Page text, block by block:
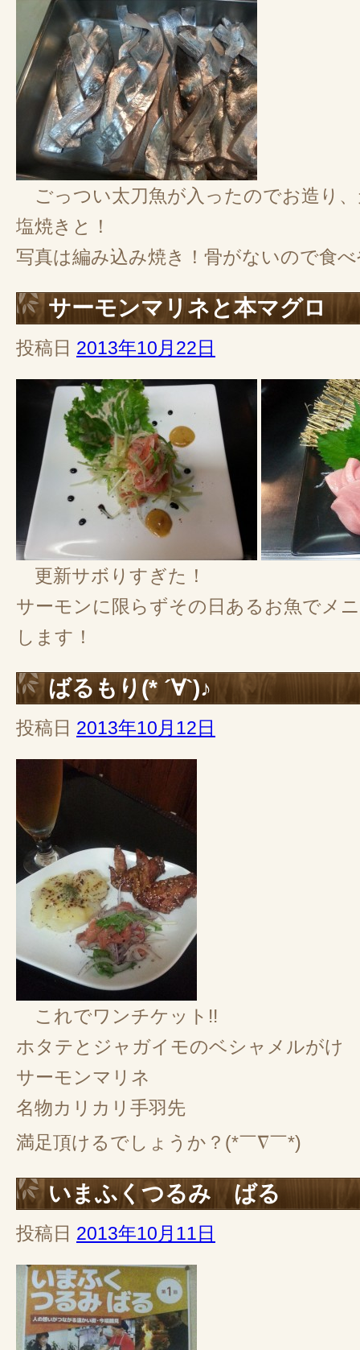
ごっつい太刀魚が入ったのでお造り
塩焼きと！
写真は編み込み焼き！骨がないので食
サーモンマリネと本マグロ
投稿日 2013年10月22日
更新サボりすぎた！
サーモンに限らずその日あるお魚でメ
します！
ばるもり(* ´∀`)♪
投稿日 2013年10月12日
これでワンチケット!!
ホタテとジャガイモのベシャメルがけ
サーモンマリネ
名物カリカリ手羽先
満足頂けるでしょうか？(*￣∇￣*)
いまふくつるみ ばる
投稿日 2013年10月11日